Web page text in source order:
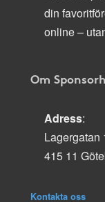
din
online –
Om
Adress:
Lagergatan
415 11
Kontakta oss